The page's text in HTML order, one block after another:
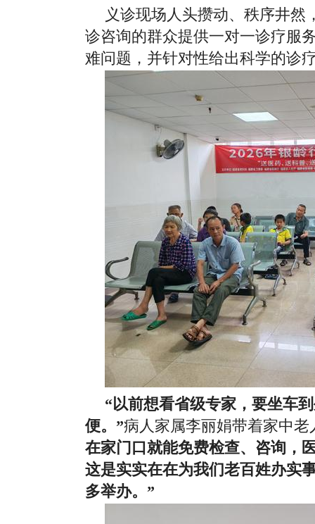
义诊现场人头攒动、秩序井
诊咨询的群众提供一对一诊疗服
难问题，并针对性给出科学的诊
“以前想看省级专家，要坐车
便。”病人家属李丽娟带着家中
在家门口就能免费检查、咨询，
这是实实在在为我们老百姓办实
多举办。”